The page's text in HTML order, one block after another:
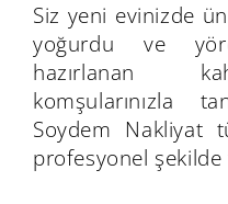
Siz yeni evinizde
yoğurdu ve
hazırlanan
komşularınızla
Soydem Nakliyat
profesyonel